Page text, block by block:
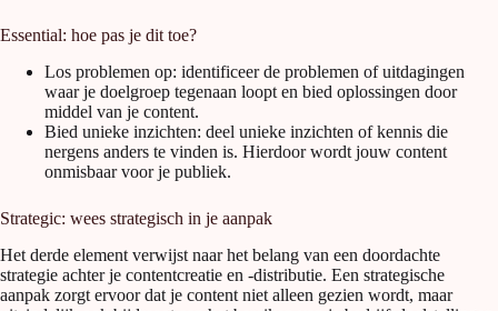
Essential: hoe pas je dit toe?
Los problemen op: identificeer de problemen of uitdagingen
waar je doelgroep tegenaan loopt en bied oplossingen door
middel van je content.
Bied unieke inzichten: deel unieke inzichten of kennis die
nergens anders te vinden is. Hierdoor wordt jouw content
onmisbaar voor je publiek.
Strategic: wees strategisch in je aanpak
Het derde element verwijst naar het belang van een doordachte
strategie achter je contentcreatie en -distributie. Een strategische
aanpak zorgt ervoor dat je content niet alleen gezien wordt, maar